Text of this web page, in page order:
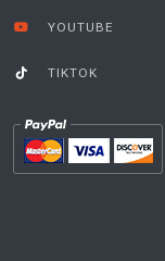
YOUTUBE
TIKTOK